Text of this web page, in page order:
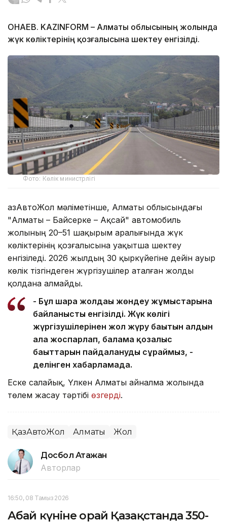
ҚОНАЕВ. KAZINFORM – Алматы облысының жолында
жүк көліктерінің қозғалысына шектеу енгізілді.
Фото: Көлік министрлігі
ҚазАвтоЖол мәліметінше, Алматы облысындағы
"Алматы – Байсерке – Ақсай" автомобиль
жолының 20–51 шақырым аралығында жүк
көліктерінің қозғалысына уақытша шектеу
енгізіледі. 2026 жылдың 30 қыркүйегіне дейін ауыр
көлік тізгіндеген жүргізушілер аталған жолды
қолдана алмайды.
- Бұл шара жолдағы жөндеу жұмыстарына
байланысты енгізілді. Жүк көлігі
жүргізушілерінен жол жүру бағытын алдын
ала жоспарлап, балама қозғалыс
бағыттарын пайдалануды сұраймыз, -
делінген хабарламада.
Еске салайық, Үлкен Алматы айналма жолында
төлем жасау тәртібі өзгерді.
ҚазАвтоЖол Алматы Жол
Досбол Атажан
Авторлар
16:50, 08 Тамыз 2026
Абай күніне орай Қазақстанда 350-